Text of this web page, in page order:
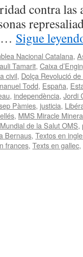
contra las
… Sigue
Nacional Catalana,
Tamarit, Caixa
civil, Dolça Revolució
Todd, España,
, independència, Jordi
Pàmies, justicia,
, MMS Miracle
de la Salut OMS,
Bernaus, Textos en
frances, Texts en gallec,